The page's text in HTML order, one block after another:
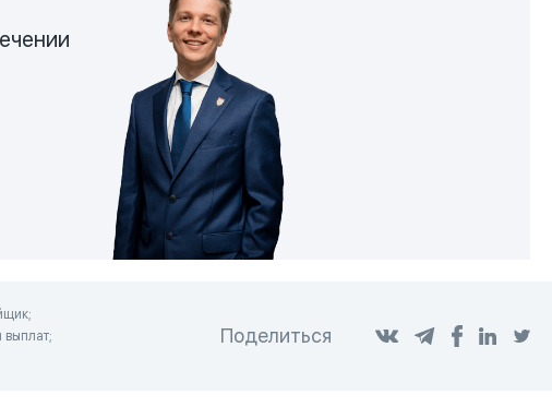
выплат;
Поделиться